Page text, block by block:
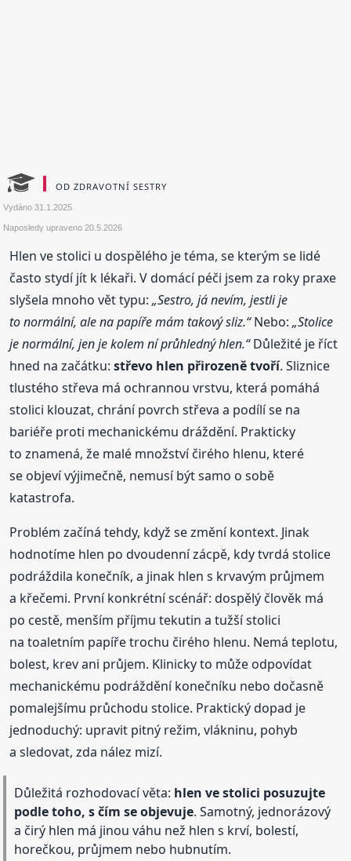
OD ZDRAVOTNÍ SESTRY
Vydáno31.1.2025
Naposledy upraveno20.5.2026
Hlen ve stolici u dospělého je téma, se kterým se lidé
často stydí jít k lékaři. V domácí péči jsem za roky praxe
slyšela mnoho vět typu:„Sestro, já nevím, jestli je
to normální, ale na papíře mám takový sliz.“Nebo:„Stolice
je normální, jen je kolem ní průhledný hlen.“Důležité je říct
hned na začátku:střevo hlen přirozeně tvoří. Sliznice
tlustého střeva má ochrannou vrstvu, která pomáhá
stolici klouzat, chrání povrch střeva a podílí se na
bariéře proti mechanickému dráždění. Prakticky
to znamená, že malé množství čirého hlenu, které
se objeví výjimečně, nemusí být samo o sobě
katastrofa.
Problém začíná tehdy, když se změní kontext. Jinak
hodnotíme hlen po dvoudenní zácpě, kdy tvrdá stolice
podráždila konečník, a jinak hlen s krvavým průjmem
a křečemi. První konkrétní scénář: dospělý člověk má
po cestě, menším příjmu tekutin a tužší stolici
na toaletním papíře trochu čirého hlenu. Nemá teplotu,
bolest, krev ani průjem. Klinicky to může odpovídat
mechanickému podráždění konečníku nebo dočasně
pomalejšímu průchodu stolice. Praktický dopad je
jednoduchý: upravit pitný režim, vlákninu, pohyb
a sledovat, zda nález mizí.
Důležitá rozhodovací věta: hlen ve stolici posuzujte
podle toho, s čím se objevuje. Samotný, jednorázový
a čirý hlen má jinou váhu než hlen s krví, bolestí,
horečkou, průjmem nebo hubnutím.